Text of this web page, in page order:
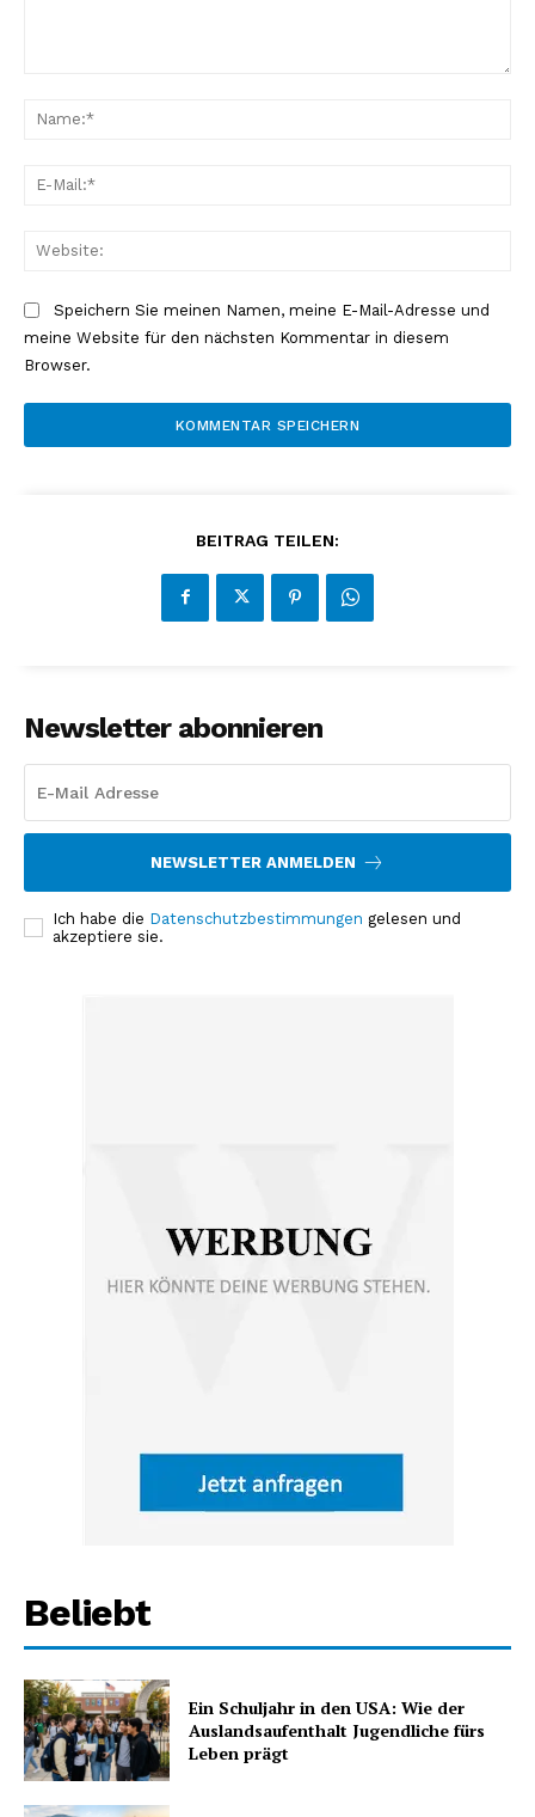
Speichern Sie meinen Namen, meine E-Mail-Adresse und
meine Website für den nächsten Kommentar in diesem
Browser.
BEITRAG TEILEN:
Newsletter abonnieren
NEWSLETTER ANMELDEN
Ich habe die Datenschutzbestimmungen gelesen und
akzeptiere sie.
Beliebt
Ein Schuljahr in den USA: Wie der
Auslandsaufenthalt Jugendliche fürs
Leben prägt